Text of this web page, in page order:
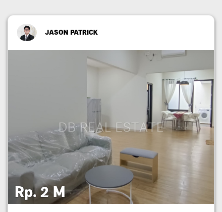
JASON PATRICK
Rp. 2 M